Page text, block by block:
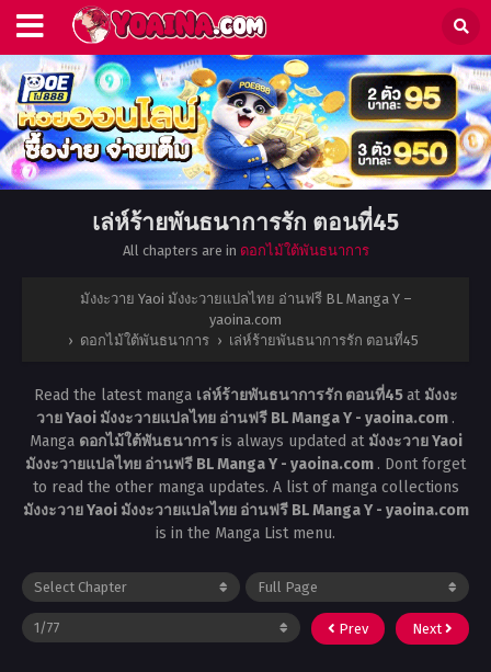
เล่ห์ร้ายพันธนาการรัก ตอนที่45
All chapters are in ดอกไม้ใต้พันธนาการ
มังงะวาย Yaoi มังงะวายแปลไทย อ่านฟรี BL Manga Y –
yaoina.com
› ดอกไม้ใต้พันธนาการ › เล่ห์ร้ายพันธนาการรัก ตอนที่45
Read the latest manga เล่ห์ร้ายพันธนาการรัก ตอนที่45at มังงะ
วาย Yaoi มังงะวายแปลไทย อ่านฟรี BL Manga Y - yaoina.com .
Manga ดอกไม้ใต้พันธนาการis always updated at มังงะวาย Yaoi
มังงะวายแปลไทย อ่านฟรี BL Manga Y - yaoina.com . Dont forget
to read the other manga updates. A list of manga collections
มังงะวาย Yaoi มังงะวายแปลไทย อ่านฟรี BL Manga Y - yaoina.com
is in the Manga List menu.
Prev Next